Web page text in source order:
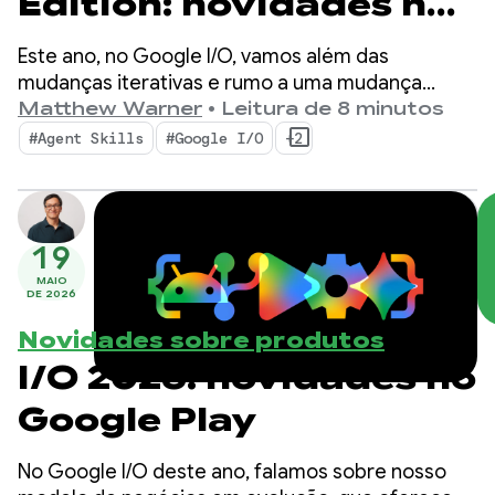
ferramentas para
desenvolvedores
Android
Este ano, no Google I/O, vamos além das
mudanças iterativas e rumo a uma mudança
fundamental na forma como os apps são criados.
Nossas ferramentas mais recentes foram criadas
para a era agêntica com recursos que aumentam
a produtividade de você como desenvolvedor
Android E turbinam os agentes de IA implantados
na sua base de código.
Matthew Warner • Leitura de 8 minutos
#Agent Skills #Google I/O +2
19
MAIO
DE 2026
Novidades sobre produtos
I/O 2026: novidades no
Google Play
No Google I/O deste ano, falamos sobre nosso